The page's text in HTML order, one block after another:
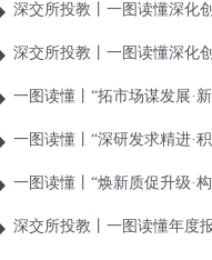
深交所投教丨一图读懂深化
深交所投教丨一图读懂深化
一图读懂丨“拓市场谋发展·
一图读懂丨“深研发求精进·
一图读懂丨“焕新质促升级·
深交所投教丨一图读懂年度